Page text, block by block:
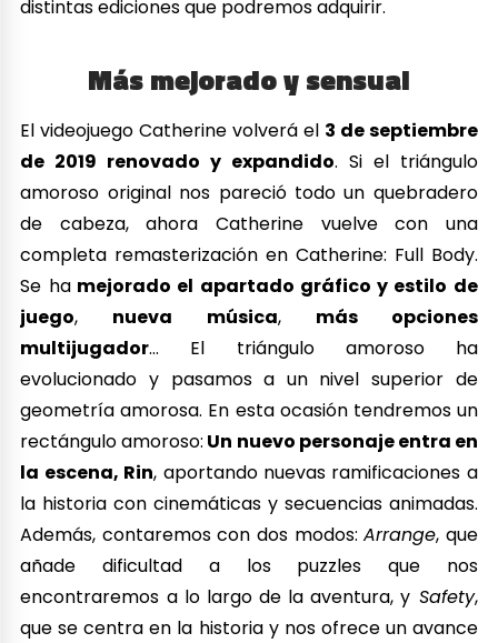
distintas ediciones que podremos adquirir.
Más mejorado y sensual
El videojuego Catherine volverá el 3 de septiembre
de 2019 renovado y expandido. Si el triángulo
amoroso original nos pareció todo un quebradero
de cabeza, ahora Catherine vuelve con una
completa remasterización en Catherine: Full Body.
Se hamejorado el apartado gráfico y estilo de
juego, nueva música, más opciones
multijugador… El triángulo amoroso ha
evolucionado y pasamos a un nivel superior de
geometría amorosa. En esta ocasión tendremos un
rectángulo amoroso: Un nuevo personaje entra en
la escena, Rin, aportando nuevas ramificaciones a
la historia con cinemáticas y secuencias animadas.
Además, contaremos con dos modos:Arrange, que
añade dificultad a los puzzles que nos
encontraremos a lo largo de la aventura, y Safety,
que se centra en la historia y nos ofrece un avance